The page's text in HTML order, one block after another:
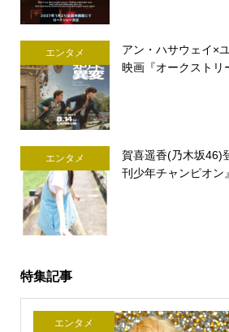
エンタメ
アン・ハサウェイ×
映画『オークスト
エンタメ
賀喜遥香(乃木坂
刊少年チャンピオン
特集記事
エンタメ